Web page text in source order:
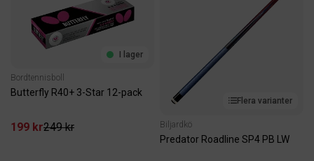
I lager
Bordtennisboll
Butterfly R40+ 3-Star 12-pack
199 kr249 kr
Flera varianter
Biljardkö
Predator Roadline SP4 PB LW